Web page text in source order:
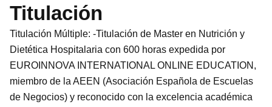
Titulación
Titulación Múltiple: -Titulación de Master en Nutrición y
Dietética Hospitalaria con 600 horas expedida por
EUROINNOVA INTERNATIONAL ONLINE EDUCATION,
miembro de la AEEN (Asociación Española de Escuelas
de Negocios) y reconocido con la excelencia académica